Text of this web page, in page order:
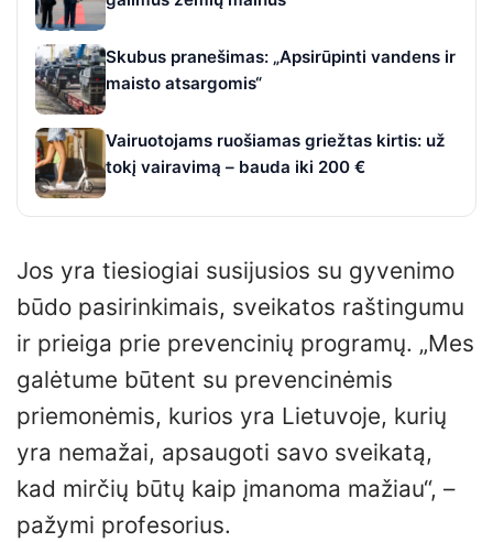
Skubus pranešimas: „Apsirūpinti vandens ir
maisto atsargomis“
Vairuotojams ruošiamas griežtas kirtis: už
tokį vairavimą – bauda iki 200 €
Jos yra tiesiogiai susijusios su gyvenimo
būdo pasirinkimais, sveikatos raštingumu
ir prieiga prie prevencinių programų. „Mes
galėtume būtent su prevencinėmis
priemonėmis, kurios yra Lietuvoje, kurių
yra nemažai, apsaugoti savo sveikatą,
kad mirčių būtų kaip įmanoma mažiau“, –
pažymi profesorius.